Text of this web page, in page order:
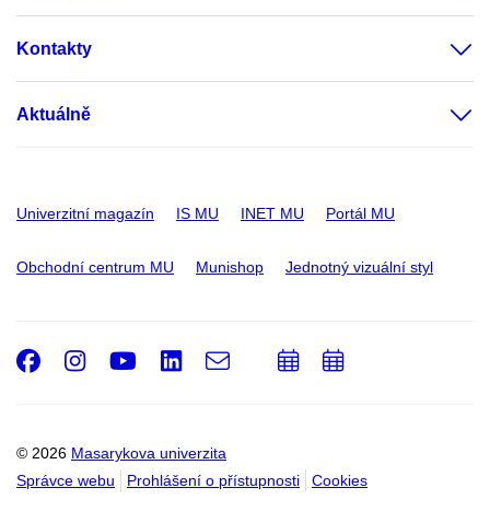
Kontakty
Aktuálně
Univerzitní magazín IS MU INET MU Portál MU
Obchodní centrum MU Munishop Jednotný vizuální styl
© 2026 Masarykova univerzita
Správce webu
Prohlášení o přístupnosti Cookies
Facebook
Instagram
Youtube
LinkedIn
e-
PřidatPřidat